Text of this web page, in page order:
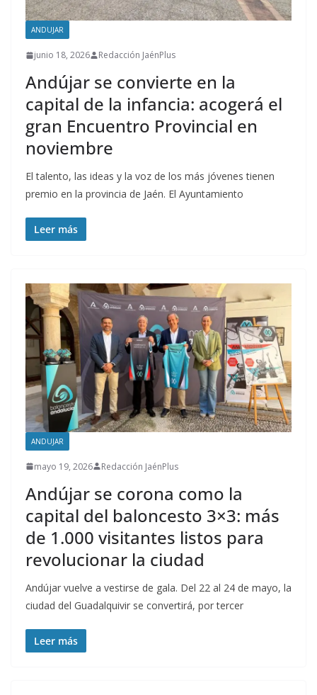
ANDUJAR
junio 18, 2026 Redacción JaénPlus
Andújar se convierte en la
capital de la infancia: acogerá el
gran Encuentro Provincial en
noviembre
El talento, las ideas y la voz de los más jóvenes tienen
premio en la provincia de Jaén. El Ayuntamiento
Leer más
ANDUJAR
mayo 19, 2026 Redacción JaénPlus
Andújar se corona como la
capital del baloncesto 3×3: más
de 1.000 visitantes listos para
revolucionar la ciudad
Andújar vuelve a vestirse de gala. Del 22 al 24 de mayo, la
ciudad del Guadalquivir se convertirá, por tercer
Leer más